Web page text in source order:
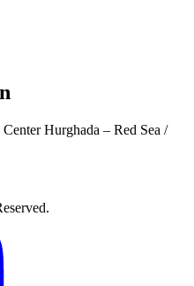
Hurghada – Red Sea /